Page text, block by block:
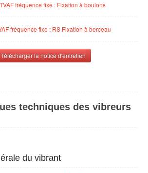
fréquence fixe : Fixation à boulons
fréquence fixe : RS Fixation à berceau
Télécharger la notice d'entretien
techniques des vibreurs
du vibrant